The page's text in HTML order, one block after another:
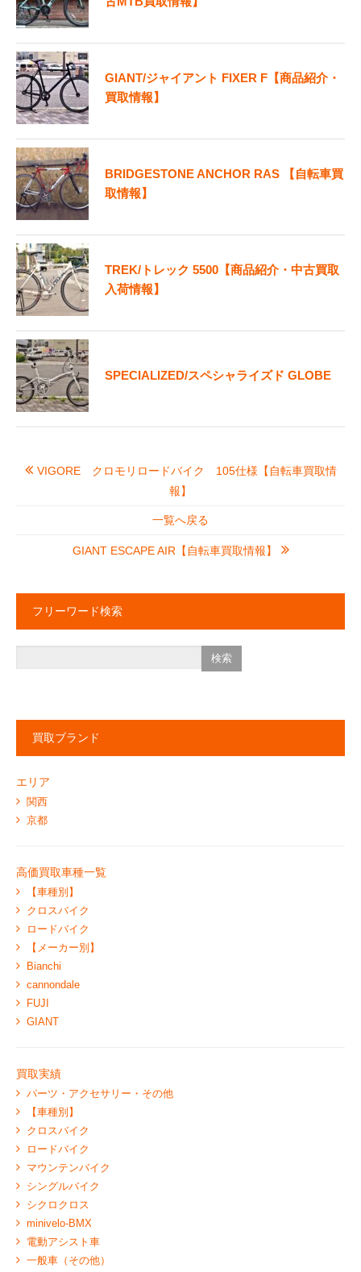
GIANT/ジャイアント FIXER F【商品紹介・
買取情報】
BRIDGESTONE ANCHOR RAS 【自転車買
取情報】
TREK/トレック 5500【商品紹介・中古買取
入荷情報】
SPECIALIZED/スペシャライズド GLOBE
VIGORE クロモリロードバイク 105仕様【自転車買取情
報】
一覧へ戻る
GIANT ESCAPE AIR【自転車買取情報】
フリーワード検索
買取ブランド
エリア
関西
京都
高価買取車種一覧
【車種別】
クロスバイク
ロードバイク
【メーカー別】
Bianchi
cannondale
FUJI
GIANT
買取実績
パーツ・アクセサリー・その他
【車種別】
クロスバイク
ロードバイク
マウンテンバイク
シングルバイク
シクロクロス
minivelo-BMX
電動アシスト車
一般車（その他）